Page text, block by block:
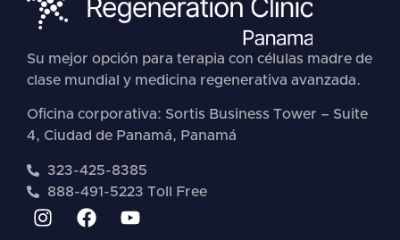
Su mejor opción para terapia con células madre de
clase mundial y medicina regenerativa avanzada.
Oficina corporativa: Sortis Business Tower – Suite
4, Ciudad de Panamá, Panamá
323-425-8385
888-491-5223 Toll Free